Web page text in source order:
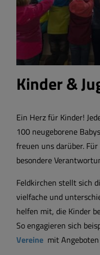
Kinder &
Ein Herz für Kinder!
100 neugeborene
freuen uns darüber.
besondere
Feldkirchen stellt sich
vielfache und
helfen mit, die Kinder
So engagieren sich
Vereine mit